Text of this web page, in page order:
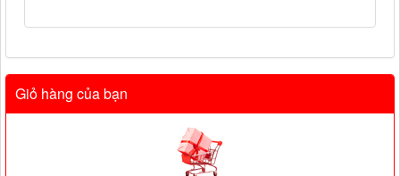
Giỏ hàng của bạn